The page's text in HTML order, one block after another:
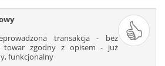
transakcja - bez
towar zgodny z opisem - już
funkcjonalny